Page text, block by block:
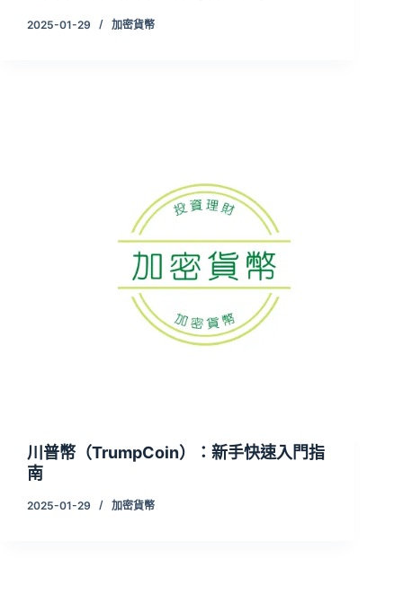
2025-01-29 加密貨幣
川普幣（TrumpCoin）：新手快速入門指
南
2025-01-29 加密貨幣